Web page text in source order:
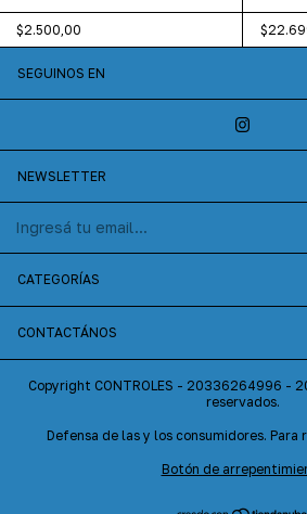
$2.500,00
SEGUINOS EN
NEWSLETTER
CATEGORÍAS
CONTACTÁNOS
Copyright CONTROLES - 20336264996 -
reservados.
Defensa de las y los consumidores. Para
Botón de